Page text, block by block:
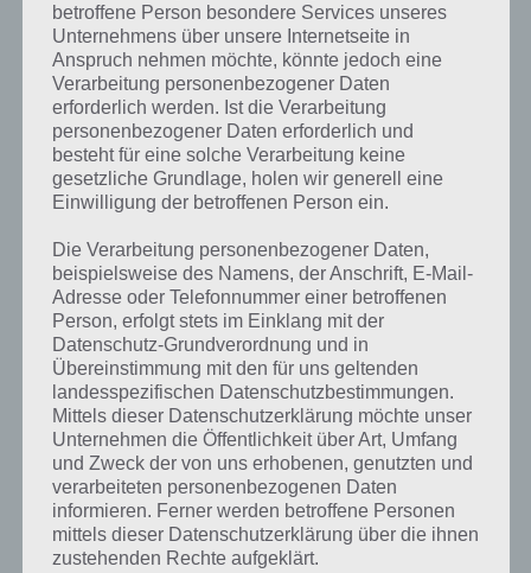
Screenshot zu Merlins
Adventure
erwarten einen zahlreiche
knifflige Level.
Besonderheit in Merlins
Adventure sind dessen telepatischen Fähigkeiten. So könnt ihr mit
Fingerdruck Kisten bewegen, Schalter umlegen und vieles mehr.
Ansonsten wird normal mit Buttons gesteuert, die auf dem Display
angezeigt werden. Dabei kann man zwischen großen und kleinen
Steuerknöpfen wählen.
Kostenlos und 12 Level
Merlins Adventure besteht aus 12 Leveln, wobei Level 12 der Kampf
gegen den König darstellt, der uns eingesperrt hat. Doch der Weg
dahin ist steinig, denn oftmals scheitert man an Stacheln, Rohren
oder Pfeilen.
Nach und nach werden weitere Spielelemente eingeführt.
Hauptsächlich geht es bei Merlins Adventure aber um ein Plattform
Spiel, wodurch das exakte Springen notwendig ist. Auch gegnerische
Einheiten versuchen uns zu erwischen.
betroffene Person besondere Services unseres
Unternehmens über unsere Internetseite in
Anspruch nehmen möchte, könnte jedoch eine
Verarbeitung personenbezogener Daten
erforderlich werden. Ist die Verarbeitung
personenbezogener Daten erforderlich und
besteht für eine solche Verarbeitung keine
gesetzliche Grundlage, holen wir generell eine
Einwilligung der betroffenen Person ein.
Die Verarbeitung personenbezogener Daten,
beispielsweise des Namens, der Anschrift, E-Mail-
Adresse oder Telefonnummer einer betroffenen
Person, erfolgt stets im Einklang mit der
Datenschutz-Grundverordnung und in
Übereinstimmung mit den für uns geltenden
landesspezifischen Datenschutzbestimmungen.
Mittels dieser Datenschutzerklärung möchte unser
Unternehmen die Öffentlichkeit über Art, Umfang
und Zweck der von uns erhobenen, genutzten und
verarbeiteten personenbezogenen Daten
informieren. Ferner werden betroffene Personen
mittels dieser Datenschutzerklärung über die ihnen
zustehenden Rechte aufgeklärt.